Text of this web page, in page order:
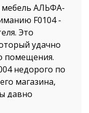
мебель АЛЬФА-
F0104 -
Это
удачно
помещения.
недорого по
магазина,
давно